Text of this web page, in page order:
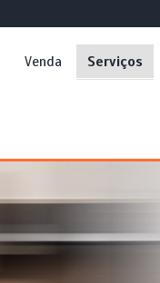
Venda Serviços